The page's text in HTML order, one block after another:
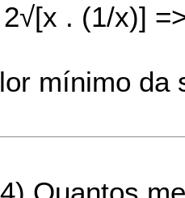
. (1/x)]
mínimo da